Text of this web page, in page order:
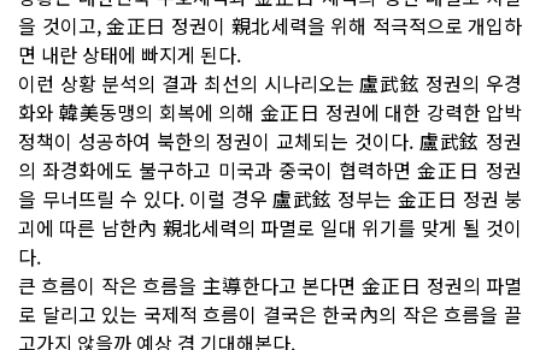
을 것이고, 金正日 정권이 親北세력을 위해 적극적으로 개입하
면 내란 상태에 빠지게 된다.
이런 상황 분석의 결과 최선의 시나리오는 盧武鉉 정권의 우경
화와 韓美동맹의 회복에 의해 金正日 정권에 대한 강력한 압박
정책이 성공하여 북한의 정권이 교체되는 것이다. 盧武鉉 정권
의 좌경화에도 불구하고 미국과 중국이 협력하면 金正日 정권
을 무너뜨릴 수 있다. 이럴 경우 盧武鉉 정부는 金正日 정권 붕
괴에 따른 남한內 親北세력의 파멸로 일대 위기를 맞게 될 것이
다.
큰 흐름이 작은 흐름을 主導한다고 본다면 金正日 정권의 파멸
로 달리고 있는 국제적 흐름이 결국은 한국內의 작은 흐름을 끌
고가지 않을까 예상 겸 기대해본다.